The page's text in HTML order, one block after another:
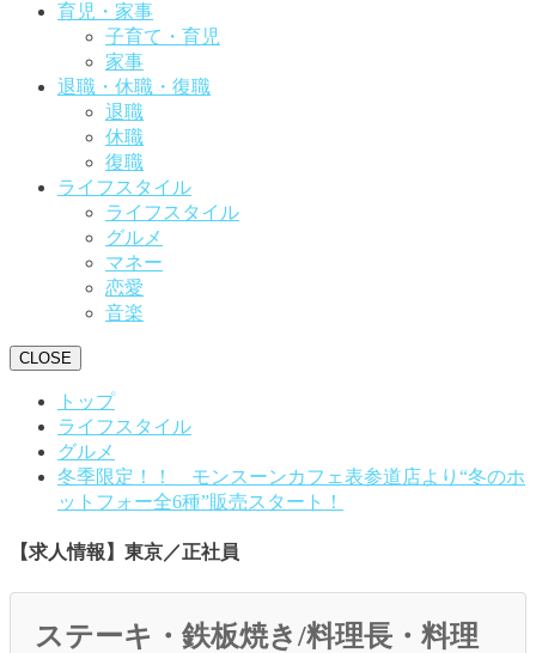
育児・家事
子育て・育児
家事
退職・休職・復職
退職
休職
復職
ライフスタイル
ライフスタイル
グルメ
マネー
恋愛
音楽
CLOSE
トップ
ライフスタイル
グルメ
冬季限定！！ モンスーンカフェ表参道店より“冬のホ
ットフォー全6種”販売スタート！
【求人情報】東京／正社員
ステーキ・鉄板焼き/料理長・料理